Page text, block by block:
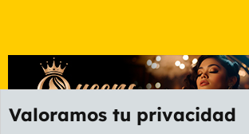
Valoramos tu privacidad